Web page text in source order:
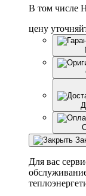
В том числе
цену
Для вас